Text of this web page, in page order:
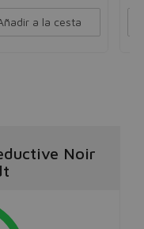
a la cesta
Noir